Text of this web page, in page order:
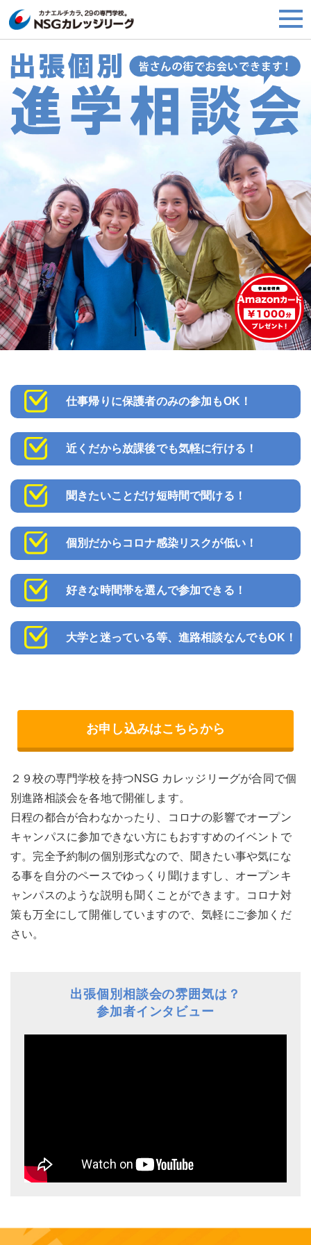
仕事帰りに保護者のみの参加もOK！
近くだから放課後でも気軽に行ける！
聞きたいことだけ短時間で聞ける！
個別だからコロナ感染リスクが低い！
好きな時間帯を選んで参加できる！
大学と迷っている等、進路相談なんでもOK！
お申し込みはこちらから
２９校の専門学校を持つNSG カレッジリーグが合同で個
別進路相談会を各地で開催します。
日程の都合が合わなかったり、コロナの影響でオープン
キャンパスに参加できない方にもおすすめのイベントで
す。完全予約制の個別形式なので、聞きたい事や気にな
る事を自分のペースでゆっくり聞けますし、オープンキ
ャンパスのような説明も聞くことができます。コロナ対
策も万全にして開催していますので、気軽にご参加くだ
さい。
出張個別相談会の雰囲気は？
参加者インタビュー